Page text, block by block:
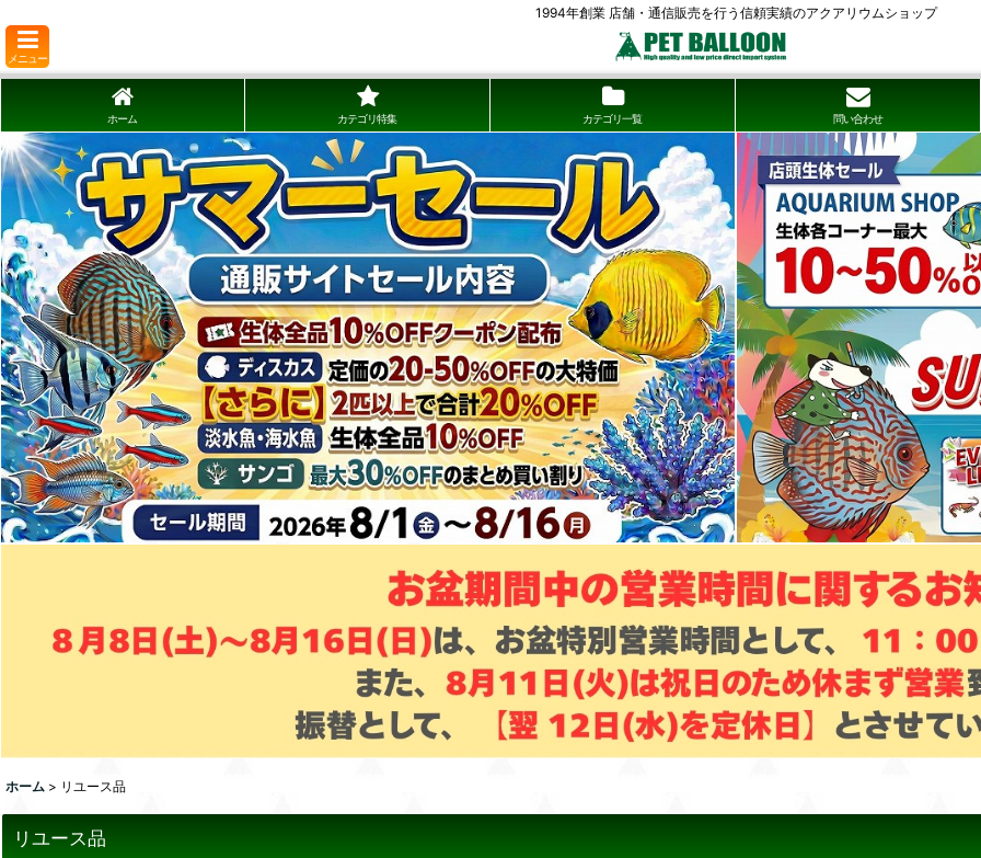
1994年創業 店舗・通信販売を行う信頼実績のアクアリウムショップ
メニュー
ホーム カテゴリ特集 カテゴリ一覧 問い合わせ
ホーム > リユース品
リユース品